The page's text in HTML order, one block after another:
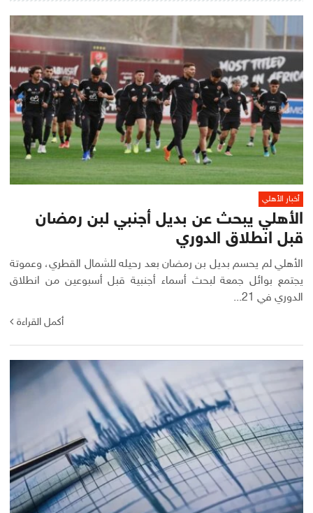
أخبار الأهلي
الأهلي يبحث عن بديل أجنبي لبن رمضان
قبل انطلاق الدوري
الأهلي لم يحسم بديل بن رمضان بعد رحيله للشمال القطري، وعموتة
يجتمع بوائل جمعة لبحث أسماء أجنبية قبل أسبوعين من انطلاق
الدوري في 21...
أكمل القراءة